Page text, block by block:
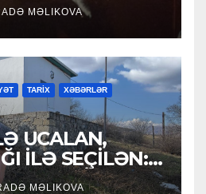
MƏLIKOVA
TARİX XƏBƏRLƏR
UCALAN,
İLƏ SEÇİLƏN:
QULİYEV
MƏLIKOVA